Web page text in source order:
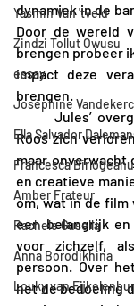
Yasmin Van 'tveld
Zindzi Tollut Owusu
essay
Joséphine
Ella Salvador
Francesca Birlogeanu
Amber Frateur
Rachele Gusella
Anna Borodikhina
Louky van
dynamiek in de
Door de wereld
brengen probeer
impact deze
brengen.
	Jules’ overgang zorgt ervoor dat
Roos zich
maar onverwacht
en creatieve
om, wat in de film
een belangrijk
voor zichzelf,
persoon. Over
het de bedoeling